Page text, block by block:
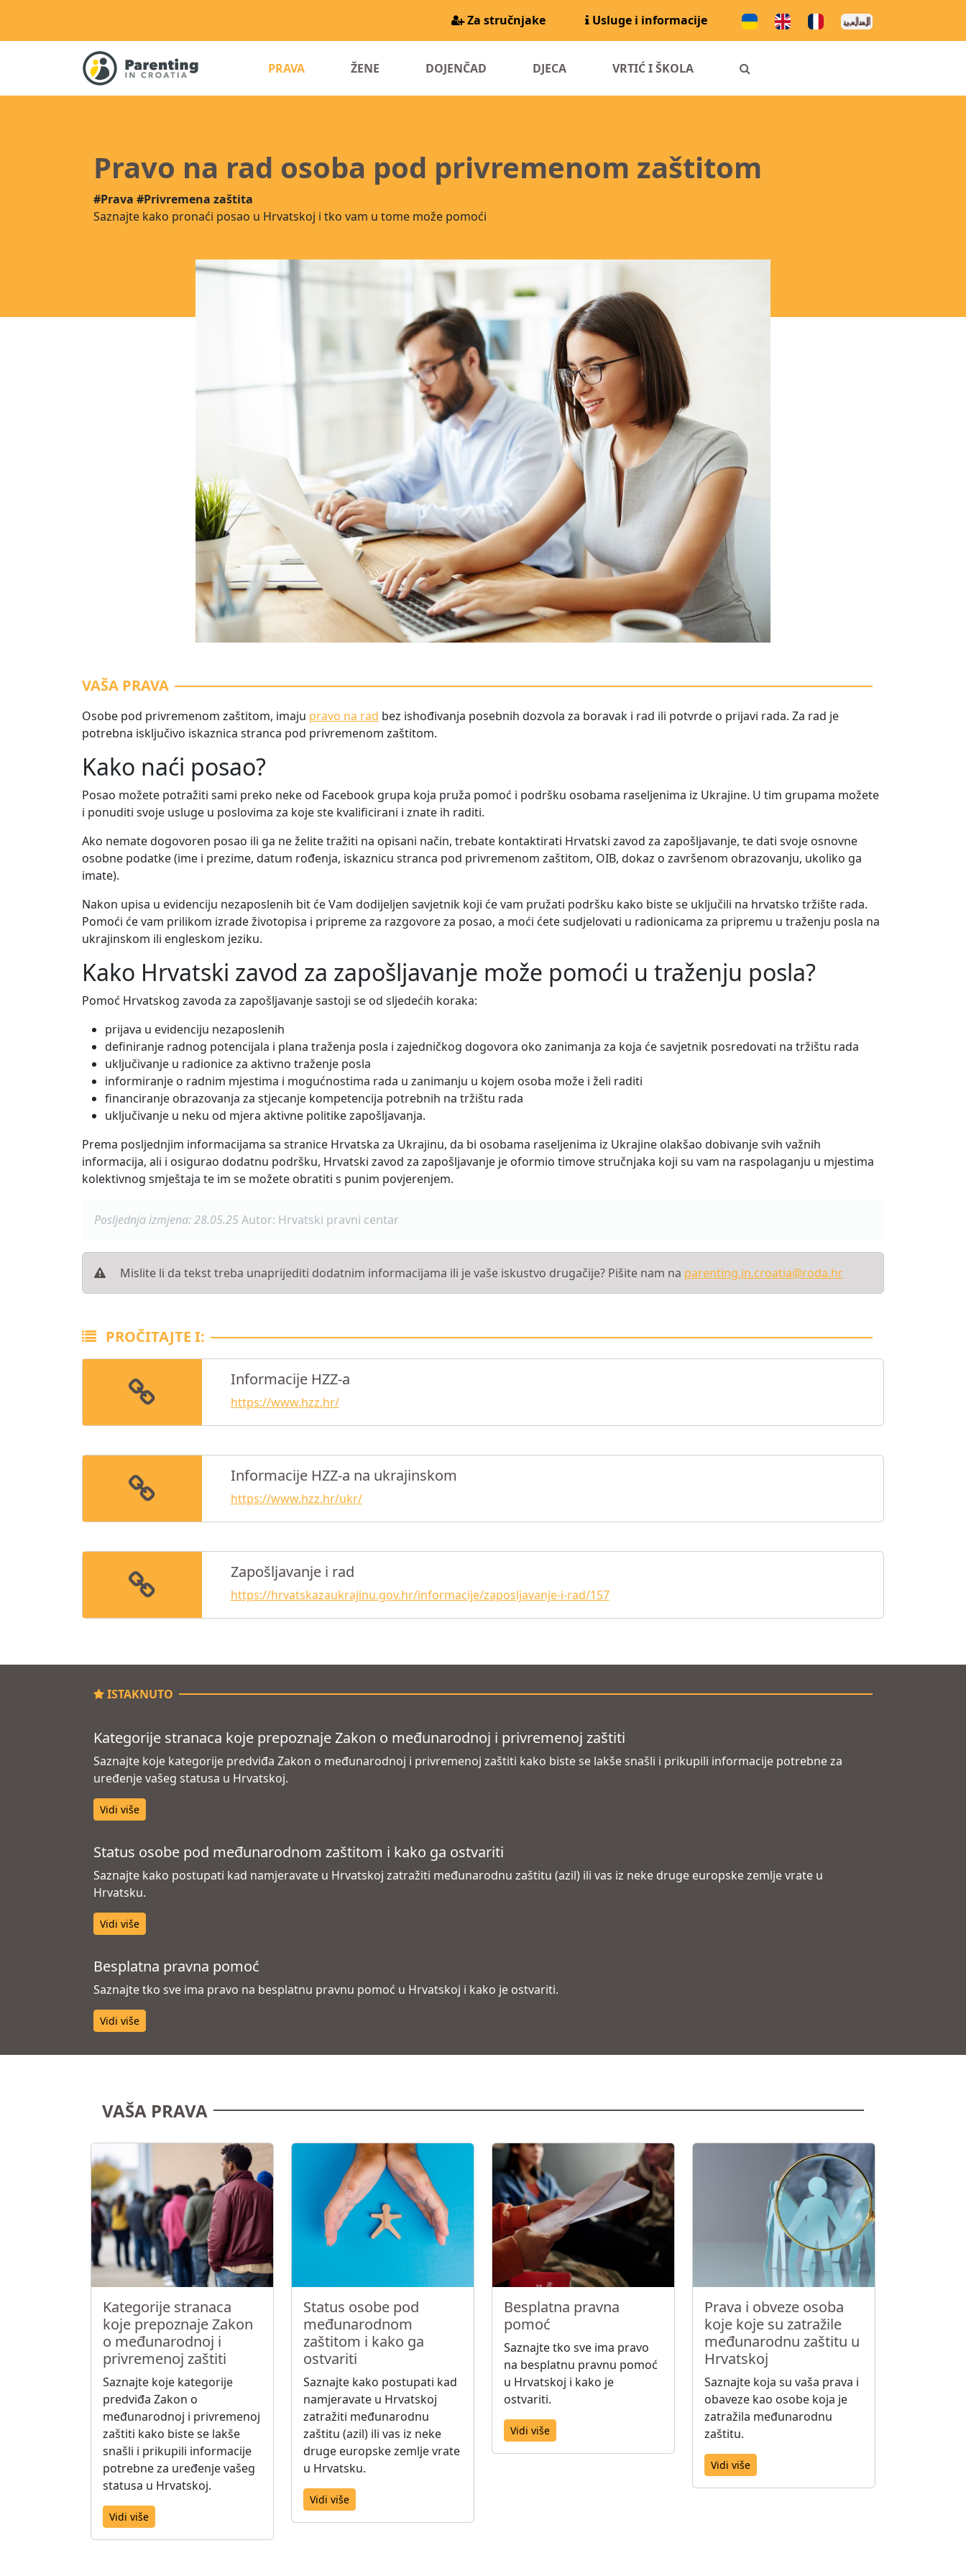
Za stručnjake Usluge i informacije
PRAVA(CURRENT)ŽENE DOJENČAD DJECA VRTIĆ I ŠKOLA
Pravo na rad osoba pod privremenom zaštitom
#Prava #Privremena zaštita
Saznajte kako pronaći posao u Hrvatskoj i tko vam u tome može pomoći
VAŠA PRAVA
Osobe pod privremenom zaštitom, imaju pravo na rad bez ishođivanja posebnih dozvola za boravak i rad ili potvrde o prijavi rada. Za rad je
potrebna isključivo iskaznica stranca pod privremenom zaštitom.
Kako naći posao?
Posao možete potražiti sami preko neke od Facebook grupa koja pruža pomoć i podršku osobama raseljenima iz Ukrajine. U tim grupama možete
i ponuditi svoje usluge u poslovima za koje ste kvalificirani i znate ih raditi.
Ako nemate dogovoren posao ili ga ne želite tražiti na opisani način, trebate kontaktirati Hrvatski zavod za zapošljavanje, te dati svoje osnovne
osobne podatke (ime i prezime, datum rođenja, iskaznicu stranca pod privremenom zaštitom, OIB, dokaz o završenom obrazovanju, ukoliko ga
imate).
Nakon upisa u evidenciju nezaposlenih bit će Vam dodijeljen savjetnik koji će vam pružati podršku kako biste se uključili na hrvatsko tržište rada.
Pomoći će vam prilikom izrade životopisa i pripreme za razgovore za posao, a moći ćete sudjelovati u radionicama za pripremu u traženju posla na
ukrajinskom ili engleskom jeziku.
Kako Hrvatski zavod za zapošljavanje može pomoći u traženju posla?
Pomoć Hrvatskog zavoda za zapošljavanje sastoji se od sljedećih koraka:
prijava u evidenciju nezaposlenih
definiranje radnog potencijala i plana traženja posla i zajedničkog dogovora oko zanimanja za koja će savjetnik posredovati na tržištu rada
uključivanje u radionice za aktivno traženje posla
informiranje o radnim mjestima i mogućnostima rada u zanimanju u kojem osoba može i želi raditi
financiranje obrazovanja za stjecanje kompetencija potrebnih na tržištu rada
uključivanje u neku od mjera aktivne politike zapošljavanja.
Prema posljednjim informacijama sa stranice Hrvatska za Ukrajinu, da bi osobama raseljenima iz Ukrajine olakšao dobivanje svih važnih
informacija, ali i osigurao dodatnu podršku, Hrvatski zavod za zapošljavanje je oformio timove stručnjaka koji su vam na raspolaganju u mjestima
kolektivnog smještaja te im se možete obratiti s punim povjerenjem.
Posljednja izmjena: 28.05.25Autor: Hrvatski pravni centar
Mislite li da tekst treba unaprijediti dodatnim informacijama ili je vaše iskustvo drugačije? Pišite nam na parenting.in.croatia@roda.hr
PROČITAJTE I:
Informacije HZZ-a
https://www.hzz.hr/
Informacije HZZ-a na ukrajinskom
https://www.hzz.hr/ukr/
Zapošljavanje i rad
https://hrvatskazaukrajinu.gov.hr/informacije/zaposljavanje-i-rad/157
ISTAKNUTO
Kategorije stranaca koje prepoznaje Zakon o međunarodnoj i privremenoj zaštiti
Saznajte koje kategorije predviđa Zakon o međunarodnoj i privremenoj zaštiti kako biste se lakše snašli i prikupili informacije potrebne za
uređenje vašeg statusa u Hrvatskoj.
Vidi više
Status osobe pod međunarodnom zaštitom i kako ga ostvariti
Saznajte kako postupati kad namjeravate u Hrvatskoj zatražiti međunarodnu zaštitu (azil) ili vas iz neke druge europske zemlje vrate u
Hrvatsku.
Vidi više
Besplatna pravna pomoć
Saznajte tko sve ima pravo na besplatnu pravnu pomoć u Hrvatskoj i kako je ostvariti.
Vidi više
VAŠA PRAVA
Kategorije stranaca
koje prepoznaje Zakon
o međunarodnoj i
privremenoj zaštiti
Saznajte koje kategorije
predviđa Zakon o
međunarodnoj i privremenoj
zaštiti kako biste se lakše
snašli i prikupili informacije
potrebne za uređenje vašeg
statusa u Hrvatskoj.
Vidi više
Status osobe pod
međunarodnom
zaštitom i kako ga
ostvariti
Saznajte kako postupati kad
namjeravate u Hrvatskoj
zatražiti međunarodnu
zaštitu (azil) ili vas iz neke
druge europske zemlje vrate
u Hrvatsku.
Vidi više
Besplatna pravna
pomoć
Saznajte tko sve ima pravo
na besplatnu pravnu pomoć
u Hrvatskoj i kako je
ostvariti.
Vidi više
Prava i obveze osoba
koje koje su zatražile
međunarodnu zaštitu u
Hrvatskoj
Saznajte koja su vaša prava i
obaveze kao osobe koja je
zatražila međunarodnu
zaštitu.
Vidi više